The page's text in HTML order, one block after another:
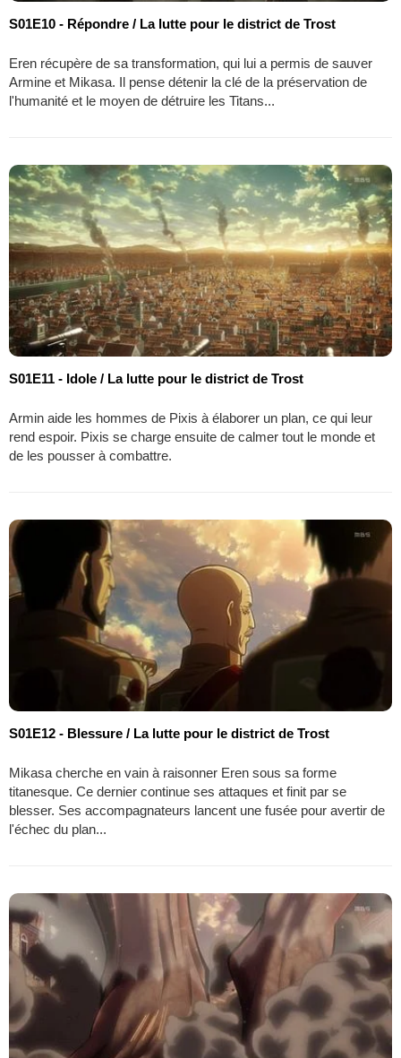
S01E10 - Répondre / La lutte pour le district de Trost
Eren récupère de sa transformation, qui lui a permis de sauver
Armine et Mikasa. Il pense détenir la clé de la préservation de
l'humanité et le moyen de détruire les Titans...
S01E11 - Idole / La lutte pour le district de Trost
Armin aide les hommes de Pixis à élaborer un plan, ce qui leur
rend espoir. Pixis se charge ensuite de calmer tout le monde et
de les pousser à combattre.
S01E12 - Blessure / La lutte pour le district de Trost
Mikasa cherche en vain à raisonner Eren sous sa forme
titanesque. Ce dernier continue ses attaques et finit par se
blesser. Ses accompagnateurs lancent une fusée pour avertir de
l'échec du plan...